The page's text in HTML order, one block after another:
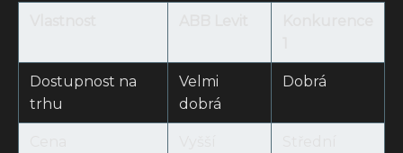
Dostupnost na
trhu
Velmi
dobrá
Dobrá